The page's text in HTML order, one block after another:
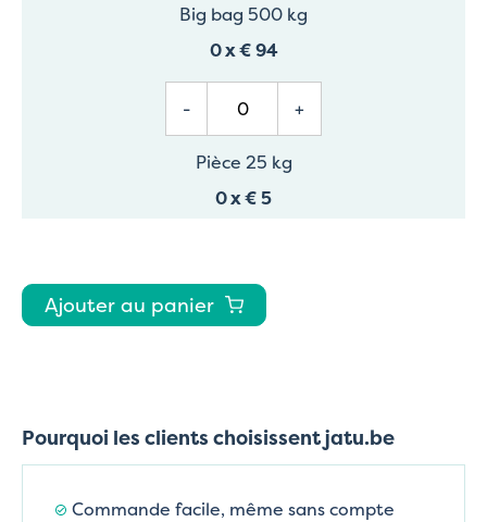
Big bag 500 kg
0x€ 94
- +
Pièce 25 kg
0x€ 5
Ajouter au panier
Pourquoi les clients choisissent jatu.be
Commande facile, même sans compte